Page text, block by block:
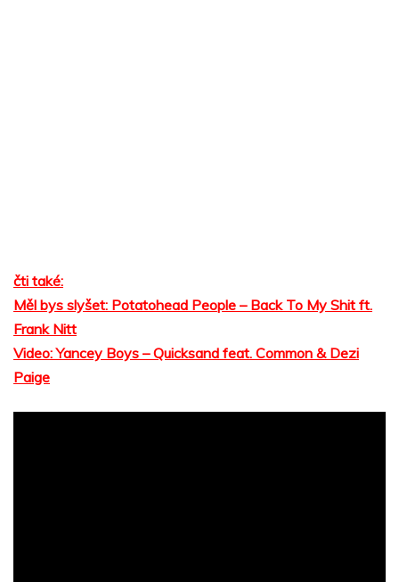
čti také:
Měl bys slyšet: Potatohead People – Back To My Shit ft.
Frank Nitt
Video: Yancey Boys – Quicksand feat. Common & Dezi
Paige